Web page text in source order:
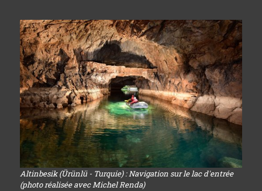
Altinbesik (Ürünlü - Turquie) : Navigation sur le lac d'entrée
(photo réalisée avec Michel Renda)